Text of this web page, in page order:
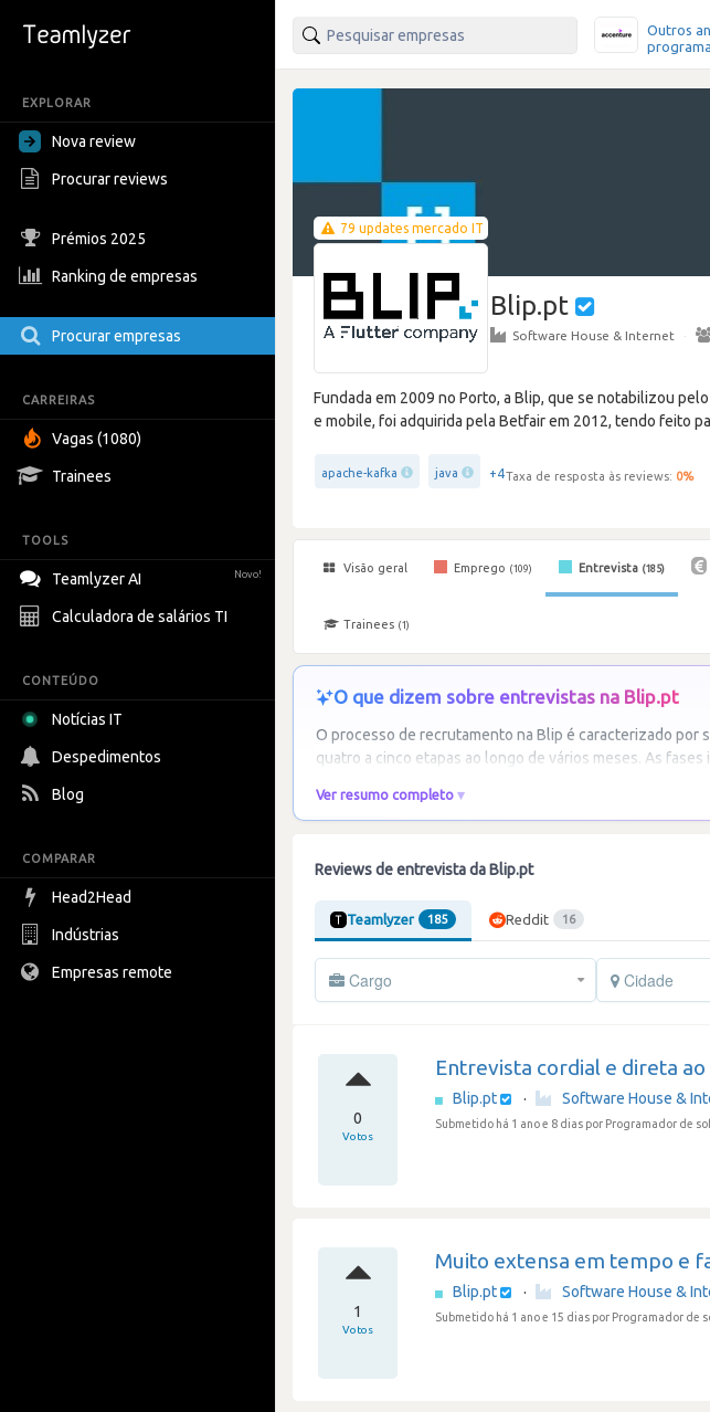
EXPLORAR
Nova review
Procurar reviews
Prémios 2025
Ranking de empresas
Procurar empresas
CARREIRAS
Vagas (1080)
Trainees
TOOLS
Teamlyzer AI Novo!
Calculadora de salários TI
CONTEÚDO
Notícias IT
Despedimentos
Blog
COMPARAR
Head2Head
Indústrias
Empresas remote
Outros
79 updates mercado IT
Blip.pt
Software House & Internet ·
Fundada em 2009 no Porto, a Blip, que se notabilizou
e mobile, foi adquirida pela Betfair em 2012, tendo feito
apache-kafka java +4Taxa de resposta às reviews: 0%
Visão geral Emprego (109) Entrevista (185)
Trainees (1)
O que dizem sobre entrevistas na Blip.pt
O processo de recrutamento na Blip é caracterizado
quatro a cinco etapas ao longo de vários meses. As
Ver resumo completo
Reviews de entrevista da Blip.pt
Teamlyzer 185 Reddit 16
Cargo Cidade
0
Votos
Entrevista cordial e direta
Blip.pt · Software House &
Submetido há 1 ano e 8 dias por Programador de
1
Votos
Muito extensa em tempo e
Blip.pt · Software House &
Submetido há 1 ano e 15 dias por Programador de